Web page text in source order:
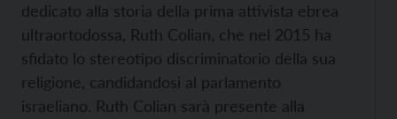
dedicato alla storia della prima attivista ebrea
ultraortodossa, Ruth Colian, che nel 2015 ha
sfidato lo stereotipo discriminatorio della sua
religione, candidandosi al parlamento
israeliano. Ruth Colian sarà presente alla